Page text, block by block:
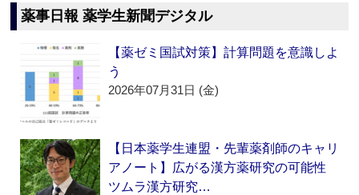
薬事日報 薬学生新聞デジタル
【薬ゼミ国試対策】計算問題を意識しよ
う
2026年07月31日 (金)
【日本薬学生連盟・先輩薬剤師のキャリ
アノート】広がる漢方薬研究の可能性
ツムラ漢方研究…